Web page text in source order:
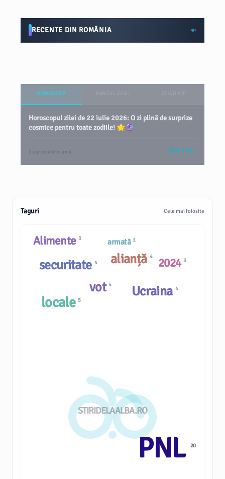
RECENTE DIN ROMÂNIA
HOROSCOP
Horoscopul zilei de 22 iulie 2026: O zi plină de surprize
cosmice pentru toate zodiile! 🌟🔮
2 săptămâni în urmă VEZI TOT
Taguri Cele mai folosite
STIRIDELAALBA.RO
locale 5
Ucraina 4
vot4
2024 3
PNL20
securitate 4
armată 1
alianță 4
Alimente 3